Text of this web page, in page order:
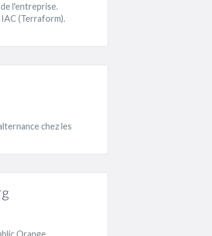
l'entreprise.
(Terraform).
chez les
Orange.